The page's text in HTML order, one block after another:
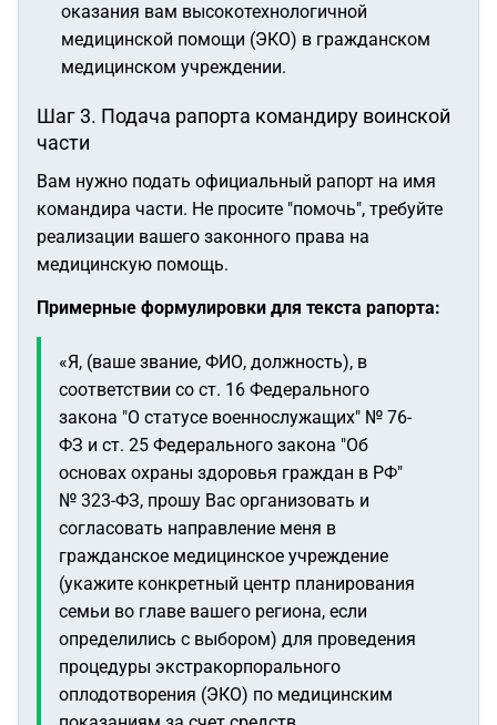
оказания вам высокотехнологичной
медицинской помощи (ЭКО) в гражданском
медицинском учреждении.
Шаг 3. Подача рапорта командиру воинской
части
Вам нужно подать официальный рапорт на имя
командира части. Не просите "помочь", требуйте
реализации вашего законного права на
медицинскую помощь.
Примерные формулировки для текста рапорта:
«Я, (ваше звание, ФИО, должность), в
соответствии со ст. 16 Федерального
закона "О статусе военнослужащих" № 76-
ФЗ и ст. 25 Федерального закона "Об
основах охраны здоровья граждан в РФ"
№ 323-ФЗ, прошу Вас организовать и
согласовать направление меня в
гражданское медицинское учреждение
(укажите конкретный центр планирования
семьи во главе вашего региона, если
определились с выбором) для проведения
процедуры экстракорпорального
оплодотворения (ЭКО) по медицинским